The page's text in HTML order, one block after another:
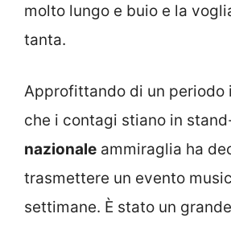
molto lungo e buio e la
tanta.
Approfittando di un periodo
che i contagi stiano in
nazionale ammiraglia ha
trasmettere un evento
settimane. È stato un grande